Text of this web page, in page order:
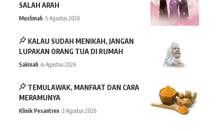
SALAH ARAH
Muslimah 5 Agustus 2026
KALAU SUDAH MENIKAH, JANGAN
LUPAKAN ORANG TUA DI RUMAH
Sakinah 4 Agustus 2026
TEMULAWAK, MANFAAT DAN CARA
MERAMUNYA
Klinik Pesantren 3 Agustus 2026